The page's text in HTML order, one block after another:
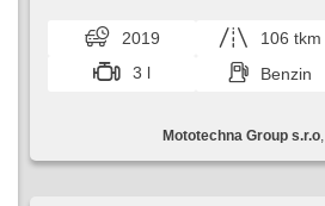
per Taste, Reifendrucksensor,
einstellbare Sitze, beheizte
Frontmassagesitze,
Seitenscheiben, Dachscheibe,
2019 106 tkm
3 l
Benzin
Mototechna Group s.r.o